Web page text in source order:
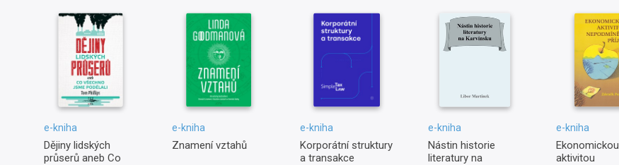
e-kniha
Dějiny lidských
průserů aneb Co
e-kniha
Znamení vztahů
e-kniha
Korporátní struktury
a transakce
e-kniha
Nástin historie
literatury na
e-kniha
Ekonomickou
aktivitou